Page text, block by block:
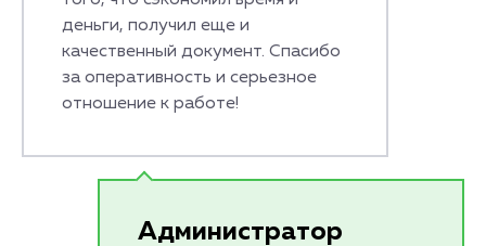
деньги, получил еще и
качественный документ. Спасибо
за оперативность и серьезное
отношение к работе!
Администратор